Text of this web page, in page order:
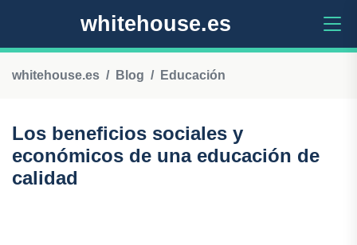
whitehouse.es
whitehouse.es Blog Educación
Los beneficios sociales y
económicos de una educación de
calidad